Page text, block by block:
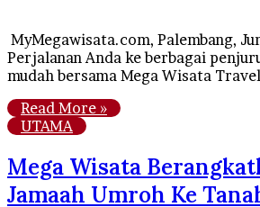
MyMegawisata.com, Palembang,
Perjalanan Anda ke berbagai
mudah bersama Mega Wisata
Read More »
UTAMA
Mega Wisata
Jamaah Umroh Ke